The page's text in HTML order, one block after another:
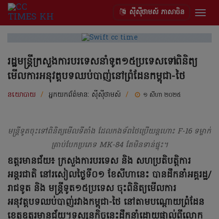
ស៊ីស៊ីថាមស៍ ភាសាចិន
រដ្ឋមន្រ្តីក្រសួងការបរទេសនាំទូត១៥ប្រទេសទៅពិនិត្យ
មើលការអនុវត្តបទឈប់បាញ់នៅព្រំដែនកម្ពុជា-ថៃ
នយោបាយ / អ្នកយកព័ត៌មាន: ស៊ីស៊ីថាមស៍ / ១ សីហា ២០២៥
មន្ត្រីទូតចុះទៅពិនិត្យមើលទីតាំង ដែលកងទ័ពថៃប្រើយន្តហោះ F-16 ទម្លាក់
គ្រាប់បែកប្រភេទ MK-84 តែមិនទាន់ផ្ទុះ។
ឧត្តរមានជ័យ៖ ក្រសួងការបរទេស និង សហប្រតិបត្តិការ
អន្តរជាតិ​ នៅរសៀលថ្ងៃទី០១ ខែសីហានេះ បានដឹកនាំអគ្គរដ្ឋ/
រាជទូត និង មន្រ្តីទូត១៥ប្រទេស ចុះពិនិត្យមើលការ
អនុវត្តបទឈប់បាញ់រវាងកម្ពុជា-ថៃ នៅតាមបណ្តោយព្រំដែន